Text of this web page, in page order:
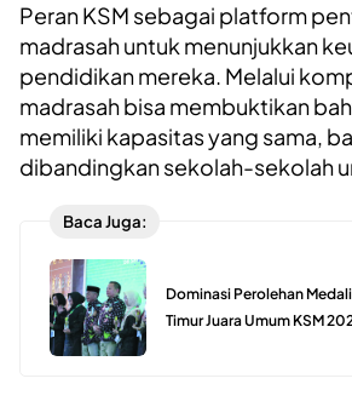
Peran KSM sebagai platform
madrasah untuk menunjukkan
pendidikan mereka. Melalui
madrasah bisa membuktikan
memiliki kapasitas yang sama,
dibandingkan sekolah-sekolah
Baca Juga:
Dominasi Perolehan
Timur Juara Umum KSM